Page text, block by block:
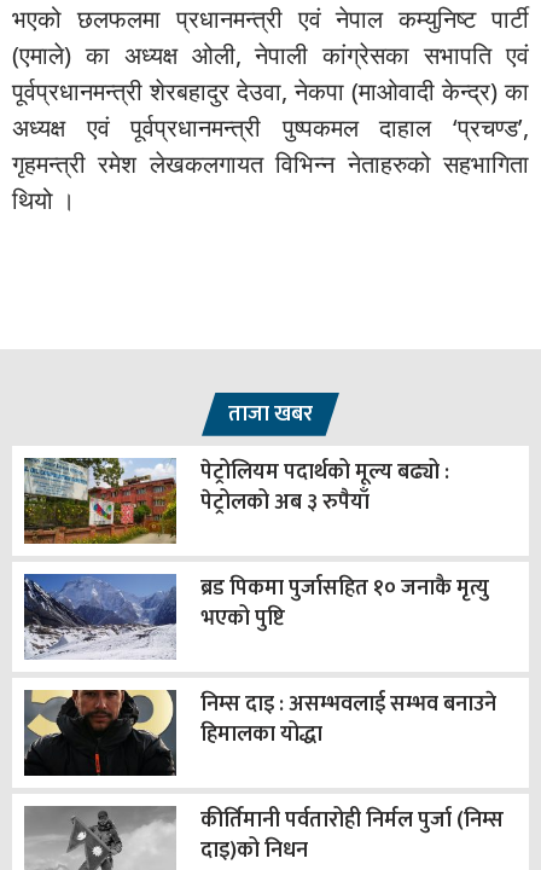
भएको छलफलमा प्रधानमन्त्री एवं नेपाल कम्युनिष्ट पार्टी
(एमाले) का अध्यक्ष ओली, नेपाली कांग्रेसका सभापति एवं
पूर्वप्रधानमन्त्री शेरबहादुर देउवा, नेकपा (माओवादी केन्द्र) का
अध्यक्ष एवं पूर्वप्रधानमन्त्री पुष्पकमल दाहाल ‘प्रचण्ड’,
गृहमन्त्री रमेश लेखकलगायत विभिन्न नेताहरुको सहभागिता
थियो ।
ताजा खबर
पेट्रोलियम पदार्थको मूल्य बढ्यो :
पेट्रोलको अब ३ रुपैयाँ
ब्रड पिकमा पुर्जासहित १० जनाकै मृत्यु
भएको पुष्टि
निम्स दाइ : असम्भवलाई सम्भव बनाउने
हिमालका योद्धा
कीर्तिमानी पर्वतारोही निर्मल पुर्जा (निम्स
दाइ)को निधन